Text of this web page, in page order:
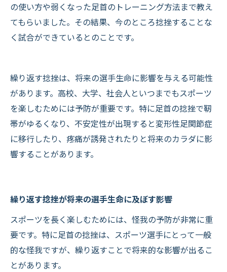
の使い方や弱くなった足首のトレーニング方法まで教え
てもらいました。その結果、今のところ捻挫することな
く試合ができているとのことです。
繰り返す捻挫は、将来の選手生命に影響を与える可能性
があります。高校、大学、社会人といつまでもスポーツ
を楽しむためには予防が重要です。特に足首の捻挫で靭
帯がゆるくなり、不安定性が出現すると変形性足関節症
に移行したり、疼痛が誘発されたりと将来のカラダに影
響することがあります。
繰り返す捻挫が将来の選手生命に及ぼす影響
スポーツを長く楽しむためには、怪我の予防が非常に重
要です。特に足首の捻挫は、スポーツ選手にとって一般
的な怪我ですが、繰り返すことで将来的な影響が出るこ
とがあります。